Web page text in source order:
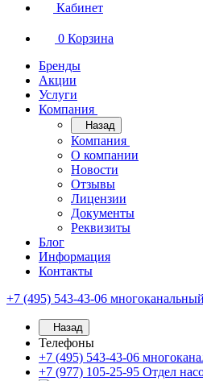
Кабинет
0 Корзина
Бренды
Акции
Услуги
Компания
Назад
Компания
О компании
Новости
Отзывы
Лицензии
Документы
Реквизиты
Блог
Информация
Контакты
+7 (495) 543-43-06 многоканальный
Назад
Телефоны
+7 (495) 543-43-06
+7 (977) 105-25-95 Отдел